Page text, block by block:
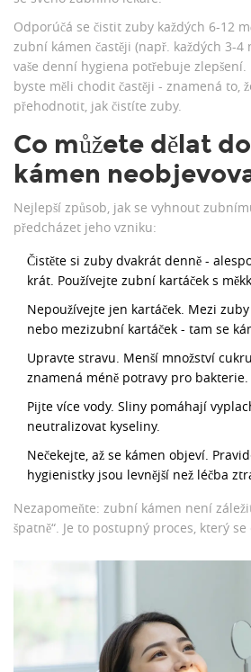
Odporúčá se čistit zuby každých 6-12
zubní kámen častěji (např. každých 3-4
vaše denní hygiena potřebuje zlepšení.
byste měli chodit častěji - znamená to,
přehodnotit, jak čistíte zuby.
Co můžete dělat
kámen
Nejlepší způsob, jak se vyhnout
předcházet jeho vzniku:
Čistěte si zuby dvakrát denně -
krát. Používejte zubní kartáček s
Nepoužívejte jen kartáček. Mezi
nebo mezizubní kartáček - tam se
Upravte stravu. Menší množství
znamená méně potravy pro bakterie.
Pijte více vody. Sliny pomáhají
neutralizovat kyseliny.
Nečekejte, až se kámen objeví.
hygienistky jsou levnější než léčba
Nezapomeňte: zubní kámen není
špatně“. Je to postupný proces, který